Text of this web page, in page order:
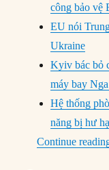
công bảo vệ
EU nói
Ukraine
Kyiv bác bỏ
máy bay
Hệ thống
năng bị hư
Continue